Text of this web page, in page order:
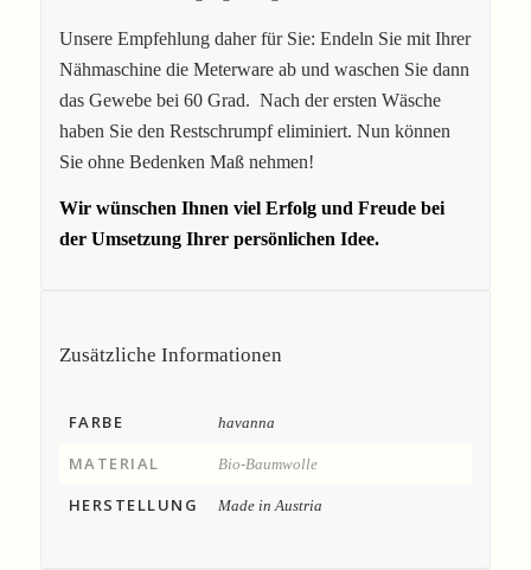
Unsere Empfehlung daher für Sie: Endeln Sie mit Ihrer
Nähmaschine die Meterware ab und waschen Sie dann
das Gewebe bei 60 Grad. Nach der ersten Wäsche
haben Sie den Restschrumpf eliminiert. Nun können
Sie ohne Bedenken Maß nehmen!
Wir wünschen Ihnen viel Erfolg und Freude bei
der Umsetzung Ihrer persönlichen Idee.
Zusätzliche Informationen
FARBE havanna
MATERIAL Bio-Baumwolle
HERSTELLUNG Made in Austria